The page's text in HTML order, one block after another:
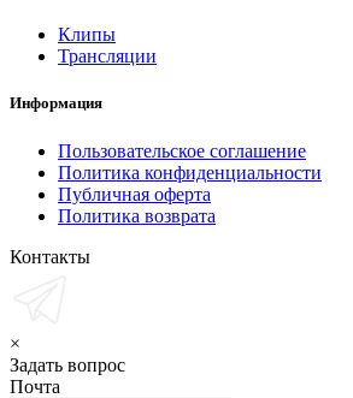
Клипы
Трансляции
Информация
Пользовательское соглашение
Политика конфиденциальности
Публичная оферта
Политика возврата
Контакты
×
Задать вопрос
Почта